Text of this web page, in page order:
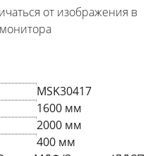
от изображения в
MSK30417
1600 мм
2000 мм
400 мм